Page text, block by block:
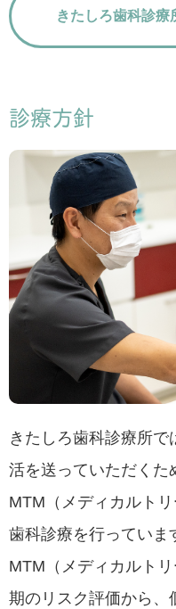
きたしろ歯科診療
診療方針
きたしろ歯科診療所で
活を送っていただくた
MTM（メディカルト
歯科診療を行っていま
MTM（メディカルト
期のリスク評価から、